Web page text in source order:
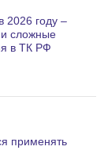
2026 году –
сложные
в ТК РФ
применять